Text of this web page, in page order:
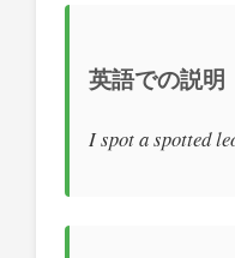
英語での説明
I spot a spotted